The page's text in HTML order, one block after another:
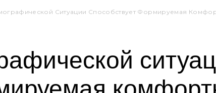
Ситуации Способствует Формируемая